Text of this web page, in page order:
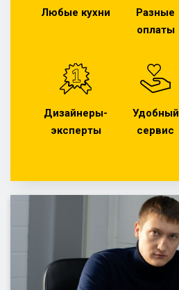
Любые кухни
Разные
оплаты
Дизайнеры-
эксперты
Удобный
сервис